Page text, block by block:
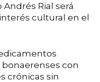
Andrés Rial será
cultural en el
con
crónicas sin